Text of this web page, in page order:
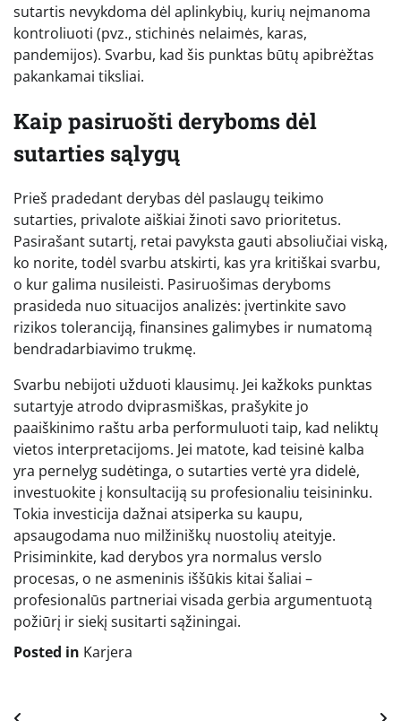
sutartis nevykdoma dėl aplinkybių, kurių neįmanoma
kontroliuoti (pvz., stichinės nelaimės, karas,
pandemijos). Svarbu, kad šis punktas būtų apibrėžtas
pakankamai tiksliai.
Kaip pasiruošti deryboms dėl
sutarties sąlygų
Prieš pradedant derybas dėl paslaugų teikimo
sutarties, privalote aiškiai žinoti savo prioritetus.
Pasirašant sutartį, retai pavyksta gauti absoliučiai viską,
ko norite, todėl svarbu atskirti, kas yra kritiškai svarbu,
o kur galima nusileisti. Pasiruošimas deryboms
prasideda nuo situacijos analizės: įvertinkite savo
rizikos toleranciją, finansines galimybes ir numatomą
bendradarbiavimo trukmę.
Svarbu nebijoti užduoti klausimų. Jei kažkoks punktas
sutartyje atrodo dviprasmiškas, prašykite jo
paaiškinimo raštu arba performuluoti taip, kad neliktų
vietos interpretacijoms. Jei matote, kad teisinė kalba
yra pernelyg sudėtinga, o sutarties vertė yra didelė,
investuokite į konsultaciją su profesionaliu teisininku.
Tokia investicija dažnai atsiperka su kaupu,
apsaugodama nuo milžiniškų nuostolių ateityje.
Prisiminkite, kad derybos yra normalus verslo
procesas, o ne asmeninis iššūkis kitai šaliai –
profesionalūs partneriai visada gerbia argumentuotą
požiūrį ir siekį susitarti sąžiningai.
Posted in Karjera